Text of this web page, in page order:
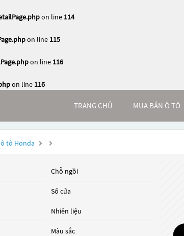
on line 114
on line 115
on line 116
on line 116
TRANG CHỦ MUA BÁN Ô TÔ
ô tô Honda
Chỗ ngồi
Số cửa
Nhiên liệu
Màu sắc